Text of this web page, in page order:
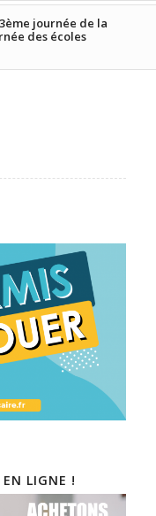
journée de la
des écoles
EN LIGNE !